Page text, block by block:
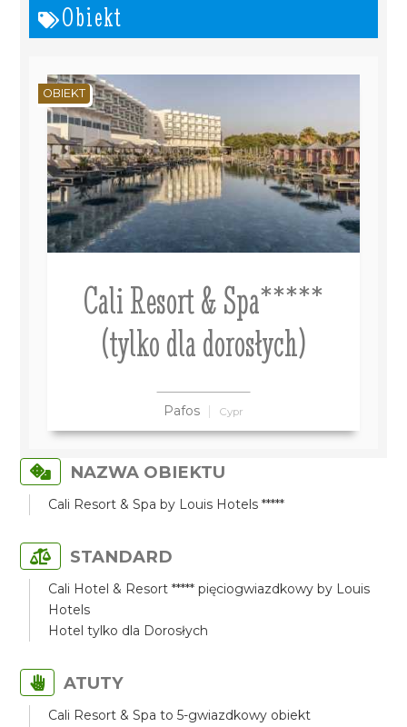
Obiekt
Cali Resort & Spa*****
(tylko dla dorosłych)
Pafos Cypr
OBIEKT
NAZWA OBIEKTU
Cali Resort & Spa by Louis Hotels *****
STANDARD
Cali Hotel & Resort ***** pięciogwiazdkowy by Louis
Hotels
Hotel tylko dla Dorosłych
ATUTY
Cali Resort & Spa to 5-gwiazdkowy obiekt